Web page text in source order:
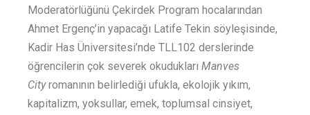
Moderatörlüğünü Çekirdek Program hocalarından
Ahmet Ergenç’in yapacağı Latife Tekin söyleşisinde,
Kadir Has Üniversitesi’nde TLL102 derslerinde
öğrencilerin çok severek okudukları Manves
Cityromanının belirlediği ufukla, ekolojik yıkım,
kapitalizm, yoksullar, emek, toplumsal cinsiyet,